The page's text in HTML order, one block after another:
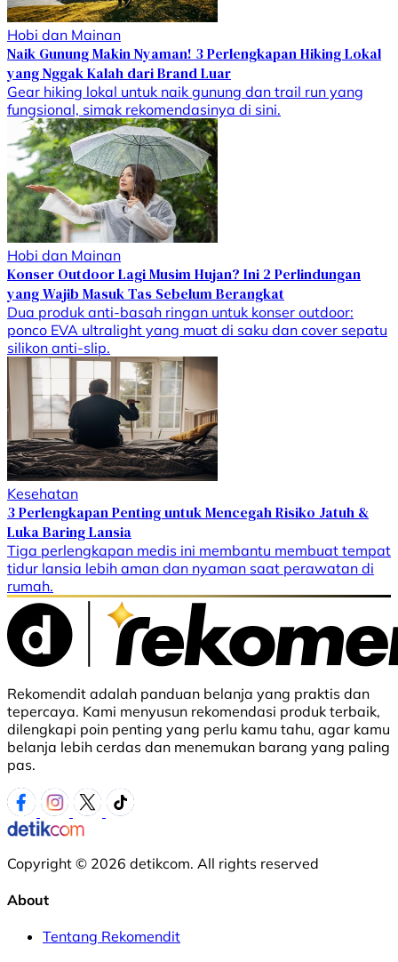
Hobi dan Mainan
Naik Gunung Makin Nyaman! 3 Perlengkapan Hiking Lokal
yang Nggak Kalah dari Brand Luar
Gear hiking lokal untuk naik gunung dan trail run yang
fungsional, simak rekomendasinya di sini.
Hobi dan Mainan
Konser Outdoor Lagi Musim Hujan? Ini 2 Perlindungan
yang Wajib Masuk Tas Sebelum Berangkat
Dua produk anti-basah ringan untuk konser outdoor:
ponco EVA ultralight yang muat di saku dan cover sepatu
silikon anti-slip.
Kesehatan
3 Perlengkapan Penting untuk Mencegah Risiko Jatuh &
Luka Baring Lansia
Tiga perlengkapan medis ini membantu membuat tempat
tidur lansia lebih aman dan nyaman saat perawatan di
rumah.
Rekomendit adalah panduan belanja yang praktis dan
tepercaya. Kami menyusun rekomendasi produk terbaik,
dilengkapi poin penting yang perlu kamu tahu, agar kamu
belanja lebih cerdas dan menemukan barang yang paling
pas.
Copyright © 2026 detikcom. All rights reserved
About
Tentang Rekomendit